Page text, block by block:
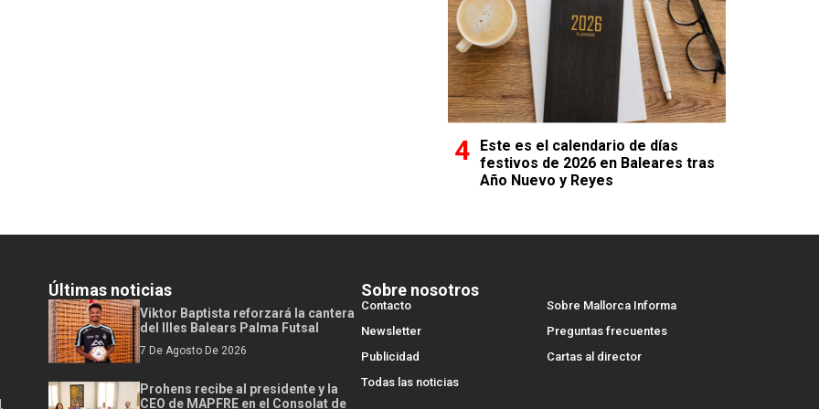
Este es el calendario de días
festivos de 2026 en Baleares tras
Año Nuevo y Reyes
Últimas noticias
Viktor Baptista reforzará la cantera
del Illes Balears Palma Futsal
7 De Agosto De 2026
Prohens recibe al presidente y la
CEO de MAPFRE en el Consolat de
Sobre nosotros
Contacto
Sobre Mallorca Informa
Newsletter
Preguntas frecuentes
Publicidad
Cartas al director
Todas las noticias